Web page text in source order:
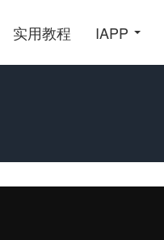
实用教程 IAPP